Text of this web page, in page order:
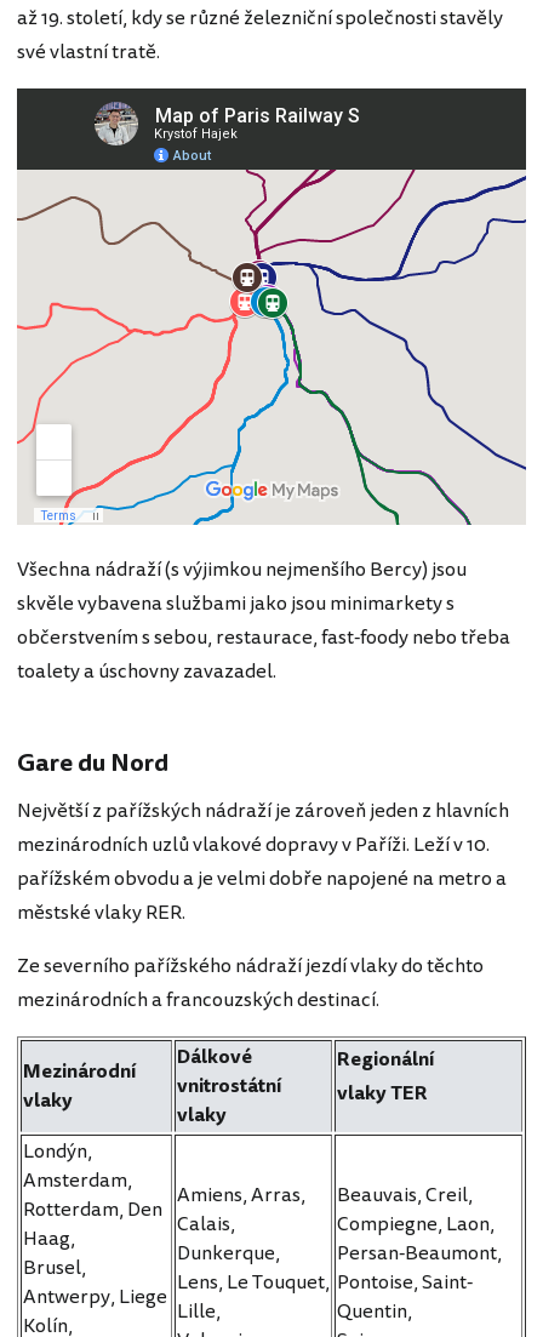
až 19. století, kdy se různé železniční společnosti stavěly
své vlastní tratě.
Všechna nádraží (s výjimkou nejmenšího Bercy) jsou
skvěle vybavena službami jako jsou minimarkety s
občerstvením s sebou, restaurace, fast-foody nebo třeba
toalety a úschovny zavazadel.
Gare du Nord
Největší z pařížských nádraží je zároveň jeden z hlavních
mezinárodních uzlů vlakové dopravy v Paříži. Leží v 10.
pařížském obvodu a je velmi dobře napojené na metro a
městské vlaky RER.
Ze severního pařížského nádraží jezdí vlaky do těchto
mezinárodních a francouzských destinací.
Mezinárodní
vlaky
Dálkové
vnitrostátní
vlaky
Regionální
vlaky TER
Londýn,
Amsterdam,
Rotterdam, Den
Haag,
Brusel,
Antwerpy, Liege
Kolín,
Amiens, Arras,
Calais,
Dunkerque,
Lens, Le Touquet,
Lille,
Beauvais, Creil,
Compiegne, Laon,
Persan-Beaumont,
Pontoise, Saint-
Quentin,